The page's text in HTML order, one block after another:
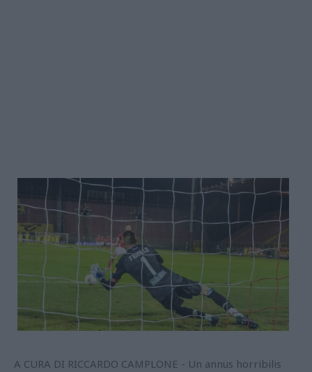
A CURA DI RICCARDO CAMPLONE - Un annus horribilis